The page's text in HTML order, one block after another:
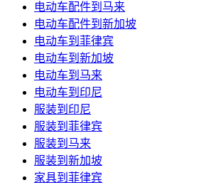
电动车配件到马来
电动车配件到新加坡
电动车到菲律宾
电动车到新加坡
电动车到马来
电动车到印尼
服装到印尼
服装到菲律宾
服装到马来
服装到新加坡
家具到菲律宾